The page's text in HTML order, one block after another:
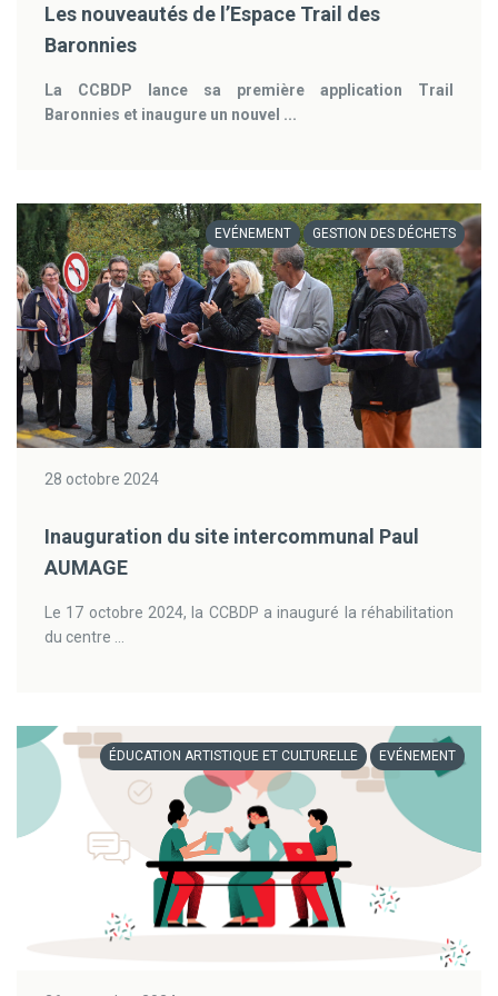
Les nouveautés de l’Espace Trail des
Baronnies
La CCBDP lance sa première application Trail
Baronnies et inaugure un nouvel ...
EVÉNEMENT GESTION DES DÉCHETS
28 octobre 2024
Inauguration du site intercommunal Paul
AUMAGE
Le 17 octobre 2024, la CCBDP a inauguré la réhabilitation
du centre ...
ÉDUCATION ARTISTIQUE ET CULTURELLE EVÉNEMENT